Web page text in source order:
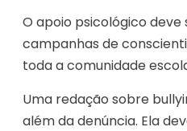
O apoio psicológico deve
campanhas de
toda a comunidade
Uma redação sobre
além da denúncia. Ela